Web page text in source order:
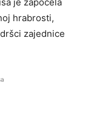
hrabrosti,
zajednice